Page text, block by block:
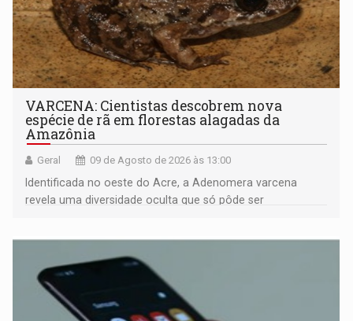
VARCENA: Cientistas descobrem nova
espécie de rã em florestas alagadas da
Amazônia
Geral 09 de Agosto de 2026 às 13:00
Identificada no oeste do Acre, a Adenomera varcena
revela uma diversidade oculta que só pôde ser